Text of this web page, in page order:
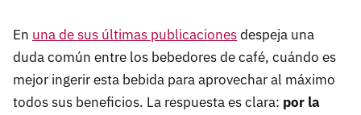
En una de sus últimas publicacionesdespeja una
duda común entre los bebedores de café, cuándo es
mejor ingerir esta bebida para aprovechar al máximo
todos sus beneficios. La respuesta es clara: por la